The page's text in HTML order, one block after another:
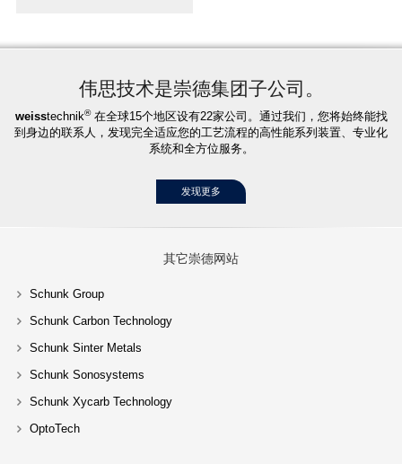
伟思技术是崇德集团子公司。
weisstechnik®在全球15个地区设有22家公司。通过我们，您将始终能找
到身边的联系人，发现完全适应您的工艺流程的高性能系列装置、专业化
系统和全方位服务。
发现更多
其它崇德网站
Schunk Group
Schunk Carbon Technology
Schunk Sinter Metals
Schunk Sonosystems
Schunk Xycarb Technology
OptoTech